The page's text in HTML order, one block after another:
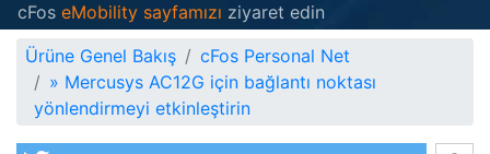
cFos eMobility sayfamızı ziyaret edin
Ürüne Genel Bakış
cFos Personal Net
» Mercusys AC12G için bağlantı noktası
yönlendirmeyi etkinleştirin